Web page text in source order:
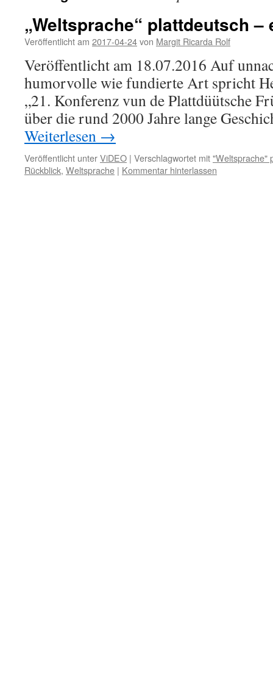
„Weltsprache“ plattdeutsch
Veröffentlicht am 2017-04-24von Margit Ricarda Rolf
Veröffentlicht am 18.07.2016 Auf
humorvolle wie fundierte Art spricht
„21. Konferenz vun de Plattdüütsche
über die rund 2000 Jahre lange
Weiterlesen →
Veröffentlicht unterViDEO | Verschlagwortet mit"Weltsprache"
Rückblick, Weltsprache | Kommentar hinterlassen